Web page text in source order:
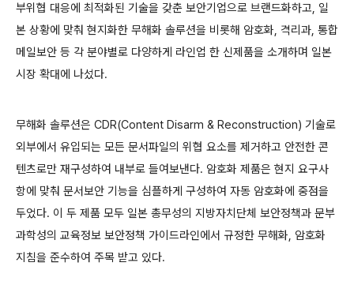
부위협 대응에 최적화된 기술을 갖춘 보안기업으로 브랜드화하고, 일
본 상황에 맞춰 현지화한 무해화 솔루션을 비롯해 암호화, 격리과, 통합
메일보안 등 각 분야별로 다양하게 라인업 한 신제품을 소개하며 일본
시장 확대에 나섰다.
무해화 솔루션은 CDR(Content Disarm & Reconstruction) 기술로
외부에서 유입되는 모든 문서파일의 위협 요소를 제거하고 안전한 콘
텐츠로만 재구성하여 내부로 들여보낸다. 암호화 제품은 현지 요구사
항에 맞춰 문서보안 기능을 심플하게 구성하여 자동 암호화에 중점을
두었다. 이 두 제품 모두 일본 총무성의 지방자치단체 보안정책과 문부
과학성의 교육정보 보안정책 가이드라인에서 규정한 무해화, 암호화
지침을 준수하여 주목 받고 있다.